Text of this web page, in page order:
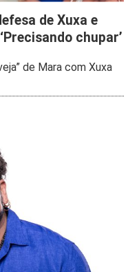
de Xuxa e
chupar’
de Mara com Xuxa